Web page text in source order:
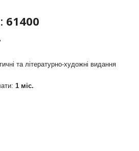
61400
та літературно-художні видання
1 міс.